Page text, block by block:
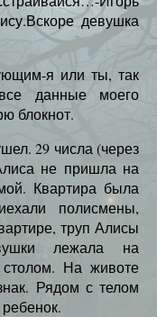
девушка
я или ты, так
данные моего
блокнот.
29 числа (через
не пришла на
Квартира была
полисмены,
труп Алисы
лежала на
столом. На животе
Рядом с телом